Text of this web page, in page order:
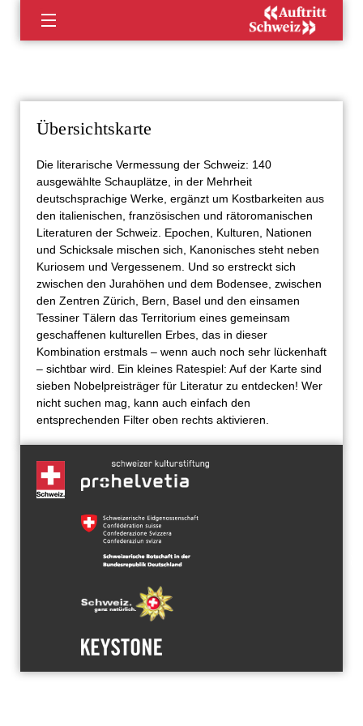
Inhalt
Übersichtskarte
Die literarische Vermessung der Schweiz: 140
ausgewählte Schauplätze, in der Mehrheit
deutschsprachige Werke, ergänzt um Kostbarkeiten aus
den italienischen, französischen und rätoromanischen
Literaturen der Schweiz. Epochen, Kulturen, Nationen
und Schicksale mischen sich, Kanonisches steht neben
Kuriosem und Vergessenem. Und so erstreckt sich
zwischen den Jurahöhen und dem Bodensee, zwischen
den Zentren Zürich, Bern, Basel und den einsamen
Tessiner Tälern das Territorium eines gemeinsam
geschaffenen kulturellen Erbes, das in dieser
Kombination erstmals – wenn auch noch sehr lückenhaft
– sichtbar wird. Ein kleines Ratespiel: Auf der Karte sind
sieben Nobelpreisträger für Literatur zu entdecken! Wer
nicht suchen mag, kann auch einfach den
entsprechenden Filter oben rechts aktivieren.